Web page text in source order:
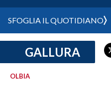
CRONACA SARDEGNA
SFOGLIA IL QUOTIDIANO
GALLURA
OLBIA